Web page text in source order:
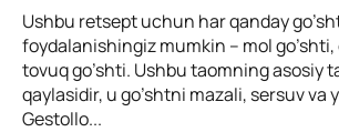
Ushbu retsept uchun har qanday
foydalanishingiz mumkin – mol go’shti,
tovuq go’shti. Ushbu taomning asosiy
qaylasidir, u go’shtni mazali, sersuv va
Gestollo...